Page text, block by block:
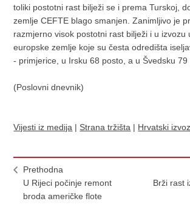
toliki postotni rast bilježi se i prema Turskoj,
zemlje CEFTE blago smanjen. Zanimljivo je
razmjerno visok postotni rast bilježi i u izvozu
europske zemlje koje su česta odredišta
- primjerice, u Irsku 68 posto, a u Švedsku 79
(Poslovni dnevnik)
Vijesti iz medija | Strana tržišta | Hrvatski izvoz
Prethodna
U Rijeci počinje remont
broda američke flote
Brži rast